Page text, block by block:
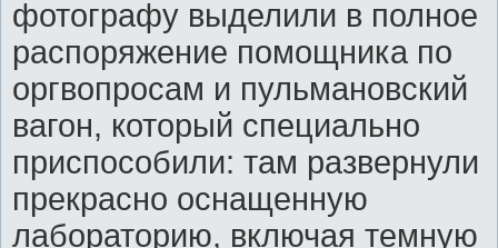
фотографу выделили в полное
распоряжение помощника по
оргвопросам и пульмановский
вагон, который специально
приспособили: там развернули
прекрасно оснащенную
лабораторию, включая темную